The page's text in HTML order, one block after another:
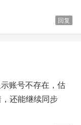
回复
账号不存在，估
还能继续同步